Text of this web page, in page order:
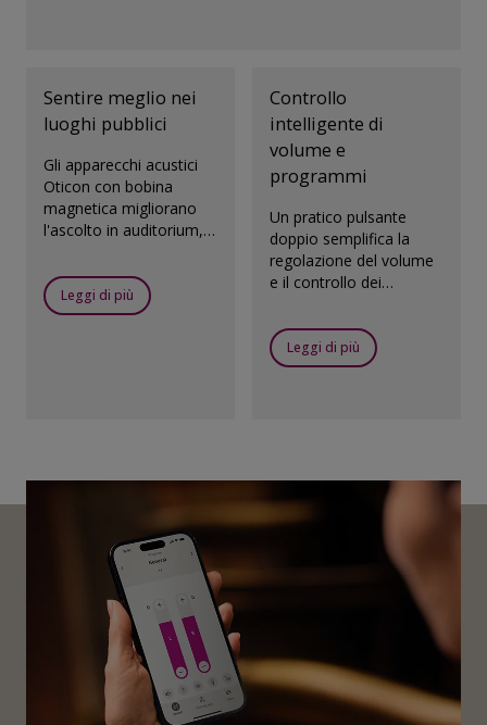
Sentire meglio nei
luoghi pubblici
Gli apparecchi acustici
Oticon con bobina
magnetica migliorano
l'ascolto in auditorium,
e qualsiasi altro luogo
pubblico provvisto di
sistema a induzione
Leggi di più
Controllo
intelligente di
volume e
programmi
Un pratico pulsante
doppio semplifica la
regolazione del volume
e il controllo dei
Leggi di più